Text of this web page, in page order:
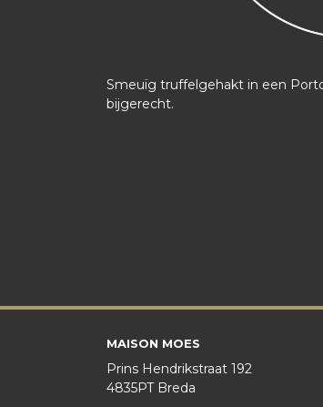
Smeuïg truffelgehakt in een
bijgerecht.
MAISON MOES
Prins Hendrikstraat 192
4835PT Breda